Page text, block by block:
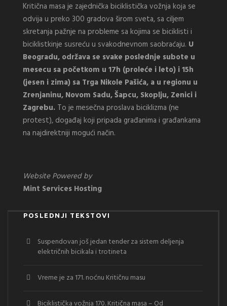
Kritična masa je zajednička biciklistička vožnja koja se
odvija u preko 300 gradova širom sveta, sa ciljem
skretanja pažnje na probleme sa kojima se biciklisti i
biciklistkinje susreću u svakodnevnom saobraćaju. U
Beogradu, održava se svake poslednje subote u
mesecu sa početkom u 17h (proleće i leto) i 15h
(jesen i zima) sa Trga Nikole Pašića, a u regionu u
Zrenjaninu, Novom Sadu, Šapcu, Skoplju, Zenici i
Zagrebu. To je mesečna proslava biciklizma (ne
protest), događaj koji pripada građanima i građankama
na najdirektniji mogući način.
Website Powered by
Mint Services Hosting
POSLEDNJI TEKSTOVI
Suspendovan još jedan tender za sistem deljenja
električnih bicikala i trotineta
Vreme je za 171. noćnu Kritičnu masu